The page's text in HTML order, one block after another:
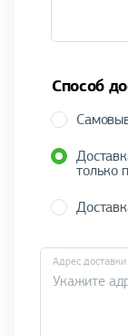
Способ
только
Адрес доставки